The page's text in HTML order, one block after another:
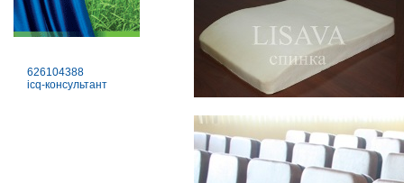
626104388
icq-консультант